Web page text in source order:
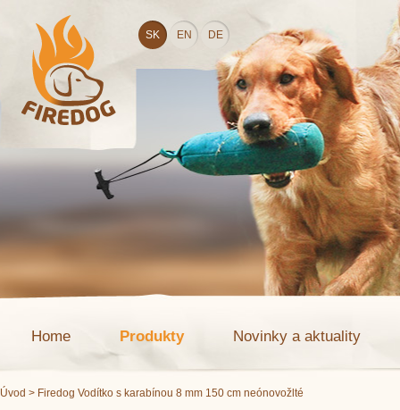
SK EN DE
Home Produkty Novinky a aktuality
Úvod > Firedog Vodítko s karabínou 8 mm 150 cm neónovožlté